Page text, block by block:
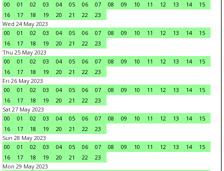
00
01 02 03 04 05 06 07 08 09 10 11 12 13 14
15
16
17 18 19 20 21 22
23
Wed 24 May 2023
00
01 02 03 04 05 06 07 08 09 10 11 12 13 14
15
16
17 18 19 20 21 22
23
Thu 25 May 2023
00
01 02 03 04 05 06 07 08 09 10 11 12 13 14
15
16
17 18 19 20 21 22
23
Fri 26 May 2023
00
01 02 03 04 05 06 07 08 09 10 11 12 13 14
15
16
17 18 19 20 21 22
23
Sat 27 May 2023
00
01 02 03 04 05 06 07 08 09 10 11 12 13 14
15
16
17 18 19 20 21 22
23
Sun 28 May 2023
00
01 02 03 04 05 06 07 08 09 10 11 12 13 14
15
16
17 18 19 20 21 22
23
Mon 29 May 2023